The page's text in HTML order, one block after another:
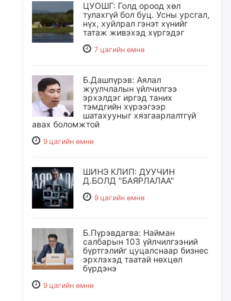
ЦУОШГ: Голд ороод хөл
тулахгүй бол буц. Усны урсгал,
нүх, хуйлрал гэнэт хүнийг
татаж живэхэд хүргэдэг
7 цагийн өмнө
Б.Дашпүрэв: Аялал
жуулчлалын үйлчилгээ
эрхэлдэг иргэд таних
тэмдгийн хүрээгээр
шатахууныг хязгаарлалтгүй
авах боломжтой
9 цагийн өмнө
ШИНЭ КЛИП: ДУУЧИН
Д.БОЛД "БАЯРЛАЛАА"
9 цагийн өмнө
Б.Пүрэвдагва: Найман
салбарын 103 үйлчилгээний
бүртгэлийг цуцалснаар бизнес
эрхлэхэд таатай нөхцөл
бүрдэнэ
9 цагийн өмнө